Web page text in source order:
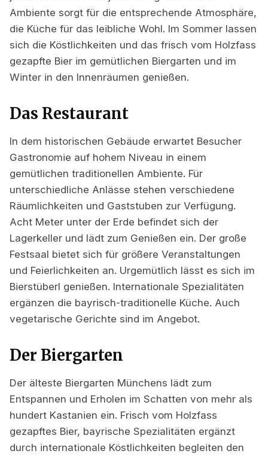
Ambiente sorgt für die entsprechende Atmosphäre,
die Küche für das leibliche Wohl. Im Sommer lassen
sich die Köstlichkeiten und das frisch vom Holzfass
gezapfte Bier im gemütlichen Biergarten und im
Winter in den Innenräumen genießen.
Das Restaurant
In dem historischen Gebäude erwartet Besucher
Gastronomie auf hohem Niveau in einem
gemütlichen traditionellen Ambiente. Für
unterschiedliche Anlässe stehen verschiedene
Räumlichkeiten und Gaststuben zur Verfügung.
Acht Meter unter der Erde befindet sich der
Lagerkeller und lädt zum Genießen ein. Der große
Festsaal bietet sich für größere Veranstaltungen
und Feierlichkeiten an. Urgemütlich lässt es sich im
Bierstüberl genießen. Internationale Spezialitäten
ergänzen die bayrisch-traditionelle Küche. Auch
vegetarische Gerichte sind im Angebot.
Der Biergarten
Der älteste Biergarten Münchens lädt zum
Entspannen und Erholen im Schatten von mehr als
hundert Kastanien ein. Frisch vom Holzfass
gezapftes Bier, bayrische Spezialitäten ergänzt
durch internationale Köstlichkeiten begleiten den